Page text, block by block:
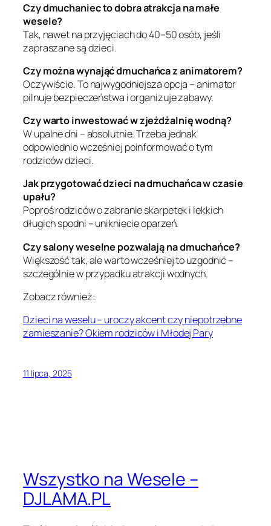
Czy dmuchaniec to dobra atrakcja na małe
wesele?
Tak, nawet na przyjęciach do 40–50 osób, jeśli
zapraszane są dzieci.
Czy można wynająć dmuchańca z animatorem?
Oczywiście. To najwygodniejsza opcja – animator
pilnuje bezpieczeństwa i organizuje zabawy.
Czy warto inwestować w zjeżdżalnię wodną?
W upalne dni – absolutnie. Trzeba jednak
odpowiednio wcześniej poinformować o tym
rodziców dzieci.
Jak przygotować dzieci na dmuchańca w czasie
upału?
Poproś rodziców o zabranie skarpetek i lekkich
długich spodni – unikniecie oparzeń.
Czy salony weselne pozwalają na dmuchańce?
Większość tak, ale warto wcześniej to uzgodnić –
szczególnie w przypadku atrakcji wodnych.
Zobacz również:
Dzieci na weselu – uroczy akcent czy niepotrzebne
zamieszanie? Okiem rodziców i Młodej Pary
11 lipca, 2025
Wszystko na Wesele –
DJLAMA.PL